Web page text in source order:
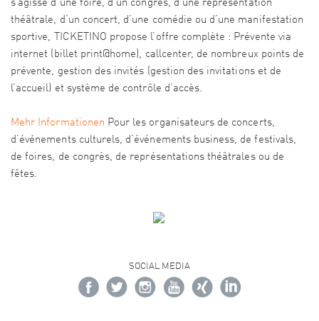
s’agisse d’une foire, d’un congrès, d’une représentation
théâtrale, d’un concert, d’une comédie ou d’une manifestation
sportive, TICKETINO propose l’offre complète : Prévente via
internet (billet print@home), callcenter, de nombreux points de
prévente, gestion des invités (gestion des invitations et de
l’accueil) et système de contrôle d’accès.
Mehr Informationen Pour les organisateurs de concerts,
d’événements culturels, d’événements business, de festivals,
de foires, de congrès, de représentations théâtrales ou de
fêtes.
SOCIAL MEDIA